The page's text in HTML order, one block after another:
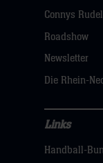
dann
hier
Connys Rudel
Roadshow
Newsletter
Die Rhein-
Navigation
Links
Handball-